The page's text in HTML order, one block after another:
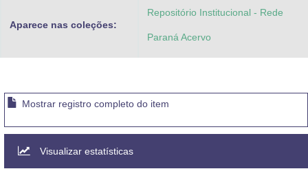
Aparece nas coleções:
Repositório Institucional - Rede
Paraná Acervo
Mostrar registro completo do item
Visualizar estatísticas